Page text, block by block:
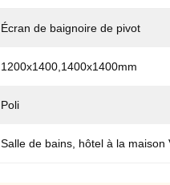
Écran de baignoire de pivot
1200x1400,1400x1400mm
Poli
Salle de bains, hôtel à la maison